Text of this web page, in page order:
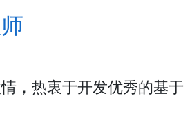
，热衷于开发优秀的基于